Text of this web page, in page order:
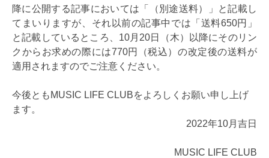
降に公開する記事においては「（別途送料）」と記載し
てまいりますが、それ以前の記事中では「送料650円」
と記載しているところ、10月20日（木）以降にそのリン
クからお求めの際には770円（税込）の改定後の送料が
適用されますのでご注意ください。
今後ともMUSIC LIFE CLUBをよろしくお願い申し上げ
ます。
2022年10月吉日
MUSIC LIFE CLUB